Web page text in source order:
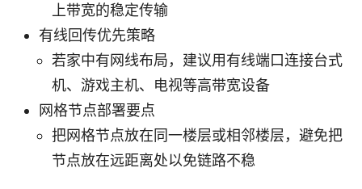
上带宽的稳定传输
有线回传优先策略
若家中有网线布局，建议用有线端口连接台式
机、游戏主机、电视等高带宽设备
网格节点部署要点
把网格节点放在同一楼层或相邻楼层，避免把
节点放在远距离处以免链路不稳